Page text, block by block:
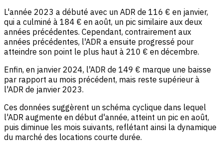
L'année 2023 a débuté avec un ADR de 116 € en janvier,
qui a culminé à 184 € en août, un pic similaire aux deux
années précédentes. Cependant, contrairement aux
années précédentes, l'ADR a ensuite progressé pour
atteindre son point le plus haut à 210 € en décembre.
Enfin, en janvier 2024, l'ADR de 149 € marque une baisse
par rapport au mois précédent, mais reste supérieur à
l'ADR de janvier 2023.
Ces données suggèrent un schéma cyclique dans lequel
l'ADR augmente en début d'année, atteint un pic en août,
puis diminue les mois suivants, reflétant ainsi la dynamique
du marché des locations courte durée.